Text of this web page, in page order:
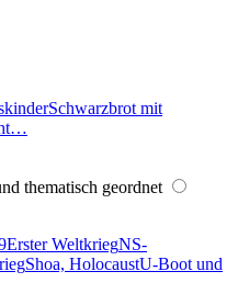
Schwarzbrot mit
thematisch geordnet
Erster WeltkriegNS-
Shoa, HolocaustU-Boot und